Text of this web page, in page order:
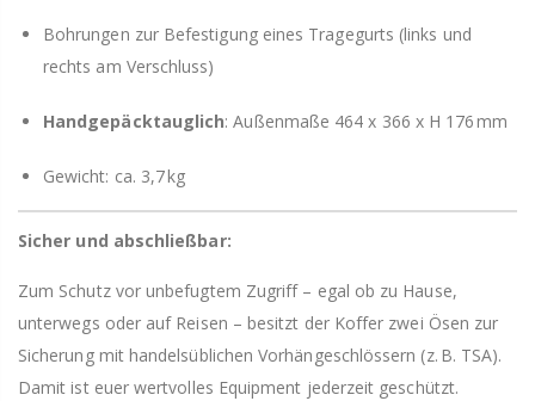
Bohrungen zur Befestigung eines Tragegurts (links und
rechts am Verschluss)
Handgepäcktauglich: Außenmaße 464 x 366 x H 176 mm
Gewicht: ca. 3,7 kg
Sicher und abschließbar:
Zum Schutz vor unbefugtem Zugriff – egal ob zu Hause,
unterwegs oder auf Reisen – besitzt der Koffer zwei Ösen zur
Sicherung mit handelsüblichen Vorhängeschlössern (z. B. TSA).
Damit ist euer wertvolles Equipment jederzeit geschützt.